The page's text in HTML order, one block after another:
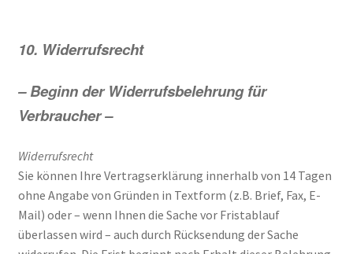
10. Widerrufsrecht
– Beginn der Widerrufsbelehrung für
Verbraucher –
Widerrufsrecht
Sie können Ihre Vertragserklärung innerhalb von 14 Tagen
ohne Angabe von Gründen in Textform (z.B. Brief, Fax, E-
Mail) oder – wenn Ihnen die Sache vor Fristablauf
überlassen wird – auch durch Rücksendung der Sache